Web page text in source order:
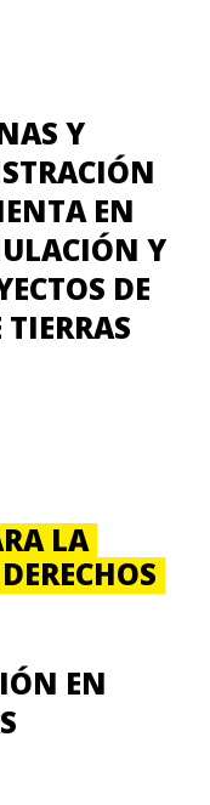
Y
EN
Y
DE
LA
EN